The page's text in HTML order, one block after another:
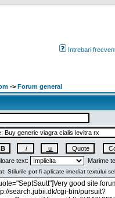
Intrebari
-> Forum general
text: Marime